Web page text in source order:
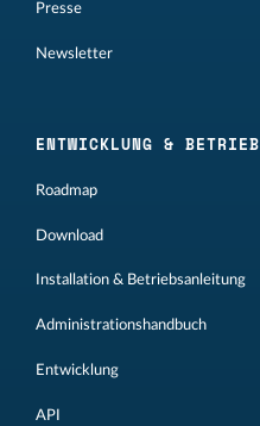
Presse
Newsletter
ENTWICKLUNG & BETRIEB
Roadmap
Download
Installation & Betriebsanleitung
Administrationshandbuch
Entwicklung
API